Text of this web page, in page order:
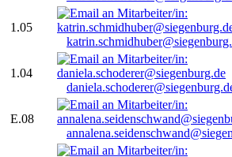
1.05
1.04
E.08